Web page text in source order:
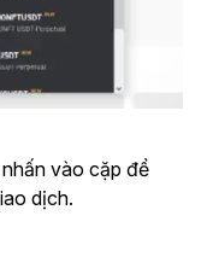
vào cặp để
dịch.